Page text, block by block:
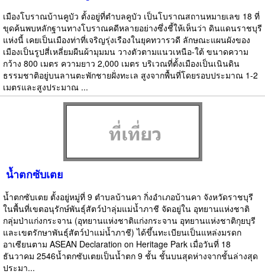
เมืองโบราณบ้านคูบัว ตั้งอยู่ที่ตำบลคูบัว เป็นโบราณสถานหมายเลข 18 ที่
ขุดค้นพบหลักฐานทางโบราณคดีหลายอย่างซึ่งชี้ให้เห็นว่า ดินแดนราชบุรี
แห่งนี้ เคยเป็นเมืองท่าที่เจริญรุ่งเรืองในยุคทวารวดี ลักษณะแผนผังของ
เมืองเป็นรูปสี่เหลี่ยมผืนผ้ามุมมน วางตัวตามแนวเหนือ-ใต้ ขนาดความ
กว้าง 800 เมตร ความยาว 2,000 เมตร บริเวณที่ตั้งเมืองเป็นเนินดิน
ธรรมชาติอยู่บนลานตะพักชายฝั่งทะเล สูงจากพื้นที่โดยรอบประมาณ 1-2
เมตรและสูงประมาณ ...
น้ำตกซับเตย
น้ำตกซับเตย ตั้งอยู่หมู่ที่ 9 ตำบลบ้านคา กิ่งอำเภอบ้านคา จังหวัดราชบุรี
ในพื้นที่เขตอนุรักษ์พันธุ์สัตว์ป่าลุ่มแม่น้ำภาชี จัดอยู่ใน อุทยานแห่งชาติ
กลุ่มป่าแก่งกระจาน (อุทยานแห่งชาติแก่งกระจาน อุทยานแห่งชาติกุยบุรี
และเขตรักษาพันธุ์สัตว์ป่าแม่น้ำภาชี) ได้ขึ้นทะเบียนเป็นแหล่งมรดก
อาเซียนตาม ASEAN Declaration on Heritage Park เมื่อวันที่ 18
ธันวาคม 2546น้ำตกซับเตยเป็นน้ำตก 9 ชั้น ชั้นบนสุดห่างจากชั้นล่างสุด
ประมา...